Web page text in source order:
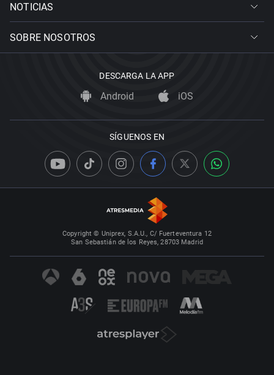
NOTICIAS
SOBRE NOSOTROS
DESCARGA LA APP
Android iOS
SÍGUENOS EN
Copyright © Uniprex, S.A.U., C/ Fuerteventura 12
San Sebastián de los Reyes, 28703 Madrid